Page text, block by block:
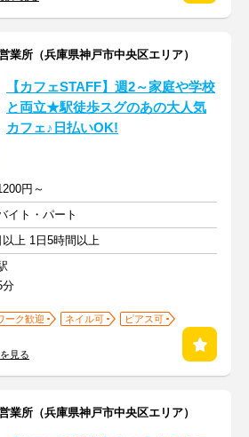
所（兵庫県神戸市中央区エリア）
【カフェSTAFF】週2～家庭や学校
と両立★駅徒歩スグのあの大人気
カフェ♪日払いOK!
円～
イト・パート
以上 1日5時間以上
分
ーク歓迎 ネイル可
ピアス可
見る
所（兵庫県神戸市中央区エリア）